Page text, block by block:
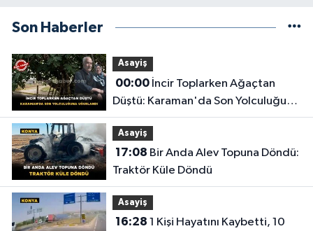
Son Haberler
Asayiş
00:00İncir Toplarken Ağaçtan
Düştü: Karaman'da Son Yolculuğuna
Uğurlandı
Asayiş
17:08
Traktör Küle Döndü
Asayiş
16:28